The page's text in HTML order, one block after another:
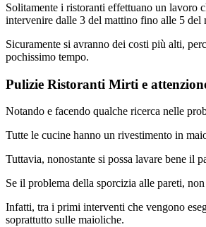
Solitamente i ristoranti effettuano un lavoro
intervenire dalle 3 del mattino fino alle 5 del
Sicuramente si avranno dei costi più alti,
pochissimo tempo.
Pulizie Ristoranti Mirti e
Notando e facendo qualche ricerca nelle
Tutte le cucine hanno un rivestimento in
Tuttavia, nonostante si possa lavare bene il
Se il problema della sporcizia alle pareti,
Infatti, tra i primi interventi che vengono
soprattutto sulle maioliche.